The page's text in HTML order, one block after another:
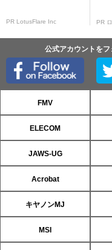
PR LotusFlare Inc PR
公式アカウントを
FMV
ELECOM
JAWS-UG
Acrobat
キヤノンMJ
MSI